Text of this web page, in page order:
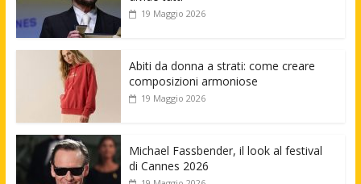
19 Maggio 2026
Abiti da donna a strati: come creare
composizioni armoniose
19 Maggio 2026
Michael Fassbender, il look al festival
di Cannes 2026